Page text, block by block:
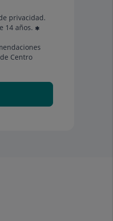
privacidad.
14 años.
Centro